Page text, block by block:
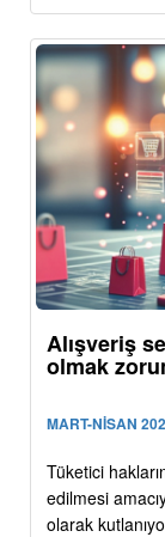
Alışveriş
olmak
MART-NİSAN
Tüketici
edilmesi
olarak